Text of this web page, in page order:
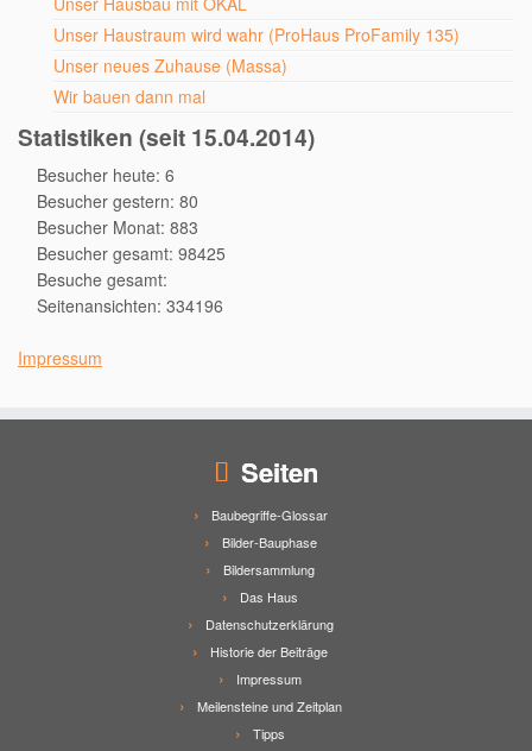
Unser Haustraum wird wahr (ProHaus ProFamily 135)
Unser neues Zuhause (Massa)
Wir bauen dann mal
Statistiken (seit 15.04.2014)
Besucher heute: 6
Besucher gestern: 80
Besucher Monat: 883
Besucher gesamt: 98425
Besuche gesamt:
Seitenansichten: 334196
Impressum
Seiten
Baubegriffe-Glossar
Bilder-Bauphase
Bildersammlung
Das Haus
Datenschutzerklärung
Historie der Beiträge
Impressum
Meilensteine und Zeitplan
Tipps